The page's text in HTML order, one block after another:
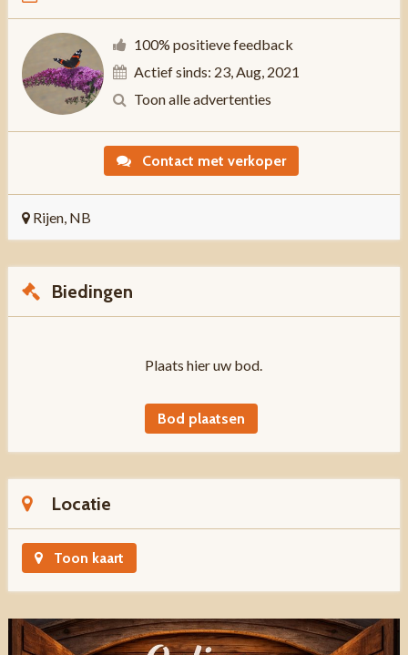
100% positieve feedback
Actief sinds: 23, Aug, 2021
Toon alle advertenties
Contact met verkoper
Rijen, NB
Biedingen
Plaats hier uw bod.
Bod plaatsen
Locatie
Toon kaart